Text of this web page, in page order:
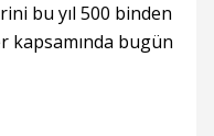
bu yıl 500 binden
kapsamında bugün